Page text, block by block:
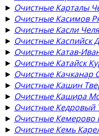
► Очистные Карталы
► Очистные Касимов
► Очистные Касли
► Очистные Каспийск
► Очистные Катав-
► Очистные Катайск
► Очистные Качканар
► Очистные Кашин
► Очистные Кашира
► Очистные Кедровый
► Очистные Кемерово
► Очистные Кемь